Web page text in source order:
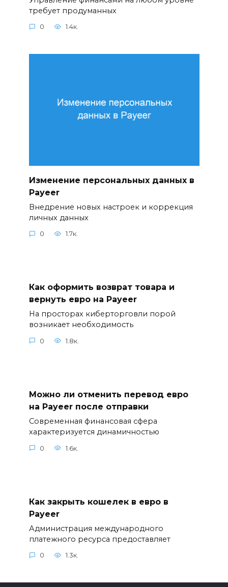
требует продуманных
0 1.4к.
Изменение персональных данных в
Payeer
Внедрение новых настроек и коррекция
личных данных
0 1.7к.
Как оформить возврат товара и
вернуть евро на Payeer
На просторах киберторговли порой
возникает необходимость
0 1.8к.
Можно ли отменить перевод евро
на Payeer после отправки
Современная финансовая сфера
характеризуется динамичностью
0 1.6к.
Как закрыть кошелек в евро в
Payeer
Администрация международного
платежного ресурса предоставляет
0 1.3к.